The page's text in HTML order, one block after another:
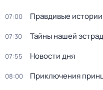
07:00 Правдивые истории
07:30 Тайны нашей
07:55 Новости дня
08:00 Приключения